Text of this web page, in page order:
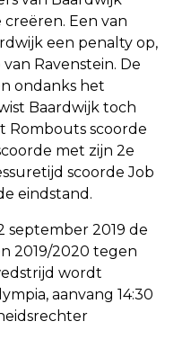
Een van
een penalty op,
Ravenstein. De
ondanks het
Baardwijk toch
Rombouts scoorde
met zijn 2e
scoorde Job
eindstand.
september 2019 de
2019/2020 tegen
wordt
aanvang 14:30